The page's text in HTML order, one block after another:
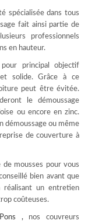
spécialisée dans tous
fait ainsi partie de
professionnels
en hauteur.
principal objectif
solide. Grâce à ce
peut être évitée.
le démoussage
ou encore en zinc.
démoussage ou même
de couverture à
mousses pour vous
bien avant que
un entretien
coûteuses.
,nos couvreurs